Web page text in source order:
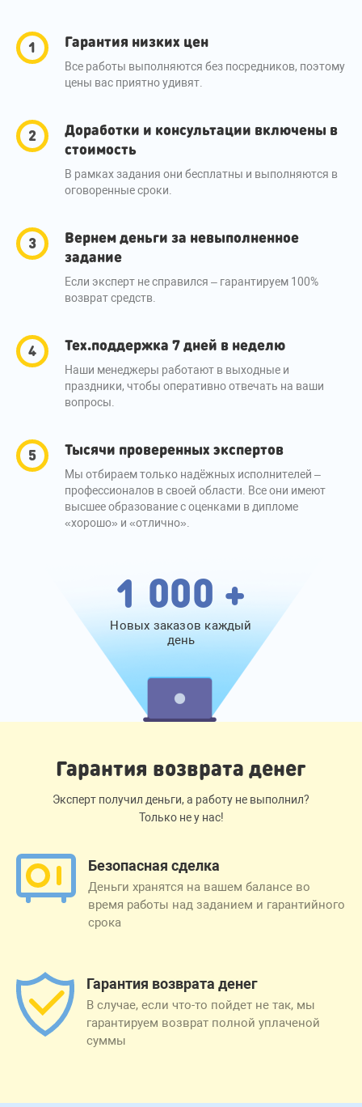
Гарантия низких цен
Все работы выполняются без посредников, поэтому
цены вас приятно удивят.
Доработки и консультации включены в
стоимость
В рамках задания они бесплатны и выполняются в
оговоренные сроки.
Вернем деньги за невыполненное
задание
Если эксперт не справился – гарантируем 100%
возврат средств.
Тех.поддержка 7 дней в неделю
Наши менеджеры работают в выходные и
праздники, чтобы оперативно отвечать на ваши
вопросы.
Тысячи проверенных экспертов
Мы отбираем только надёжных исполнителей –
профессионалов в своей области. Все они имеют
высшее образование с оценками в дипломе
«хорошо» и «отлично».
1 000 +
Новых заказов каждый
день
Гарантия возврата денег
Эксперт получил деньги, а работу не выполнил?
Только не у нас!
Безопасная сделка
Деньги хранятся на вашем балансе во
время работы над заданием и гарантийного
срока
Гарантия возврата денег
В случае, если что-то пойдет не так, мы
гарантируем возврат полной уплаченой
суммы